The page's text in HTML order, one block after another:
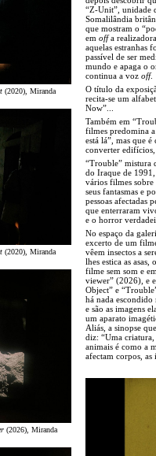
(2020), Miranda
(2020), Miranda
(2026), Miranda
“Z-Unit”, unidade
Somalilândia
que mostram o
em offa
aquelas estranhas
passível de ser
mundo e apaga o
continua a voz off.
O título da
recita-se um
Now”...
Também em
filmes predomina
está lá”, mas que
converter edifícios,
“Trouble” mistura
do Iraque de
vários filmes sobre
seus fantasmas e
pessoas afectadas
que enterraram
e o horror
No espaço da
excerto de um
vêem insectos a
lhes estica as
filme sem som e
viewer” (2026), e
Object” e
há nada
e são as imagens
um aparato
Aliás, a sinopse
diz: “Uma
animais é como a
afectam corpos,